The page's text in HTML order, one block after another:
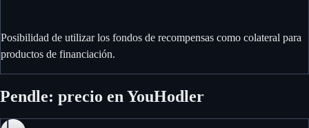
Posibilidad de utilizar los fondos de recompensas como colateral para
productos de financiación.
Pendle: precio en YouHodler